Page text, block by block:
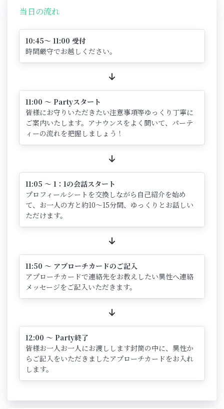
当日の流れ
10:45～ 11:00 受付
時間厳守でお越しください。
11:00 ～ Partyスタート
皆様にお守りいただきたい注意事項等ゆっくり丁寧に
ご案内いたします。アナウンスをよく聞いて、パーテ
ィーの流れを把握しましょう！
11:05 ～ 1：1の会話スタート
プロフィールシートを交換しながら自己紹介を始め
て、お一人の方と約10～15分間、ゆっくりとお話しい
ただけます。
11:50 ～ アプローチカードのご記入
アプローチカードで連絡先をお教えしたい異性へ連絡
メッセージをご記入いただきます。
12:00 ～ Party終了
皆様お一人お一人にお渡しします封筒の中に、異性か
らご記入をいただきましたアプローチカードをお入れ
します。